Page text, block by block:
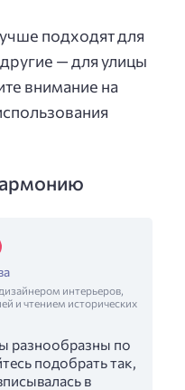
подходят для
— для улицы
внимание на
интерьеров,
и чтением исторических
разнообразны по
подобрать так,
в